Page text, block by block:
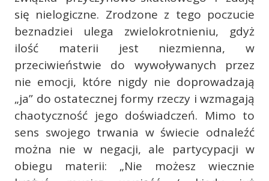
się nielogiczne. Zrodzone z tego poczucie
beznadziei ulega zwielokrotnieniu, gdyż
ilość materii jest niezmienna, w
przeciwieństwie do wywoływanych przez
nie emocji, które nigdy nie doprowadzają
„ja” do ostatecznej formy rzeczy i wzmagają
chaotyczność jego doświadczeń. Mimo to
sens swojego trwania w świecie odnaleźć
można nie w negacji, ale partycypacji w
obiegu materii: „Nie możesz wiecznie